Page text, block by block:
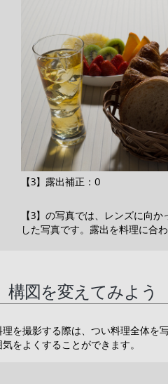
【3】露出補正：0
【3】の写真では、レンズに向
した写真です。露出を料理に合
構図を変えてみよう
理を撮影する際は、つい料理全体を
気をよくすることができます。